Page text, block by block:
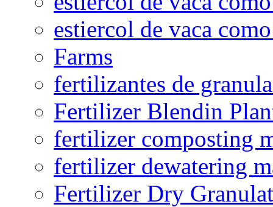
estiercol de vaca
Farms
fertilizantes de
Fertilizer Blendin
fertilizer composting
fertilizer dewatering
Fertilizer Dry